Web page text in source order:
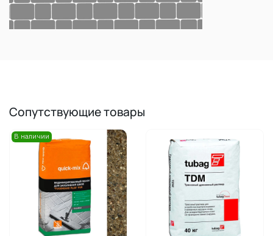
Сопутствующие товары
В наличии